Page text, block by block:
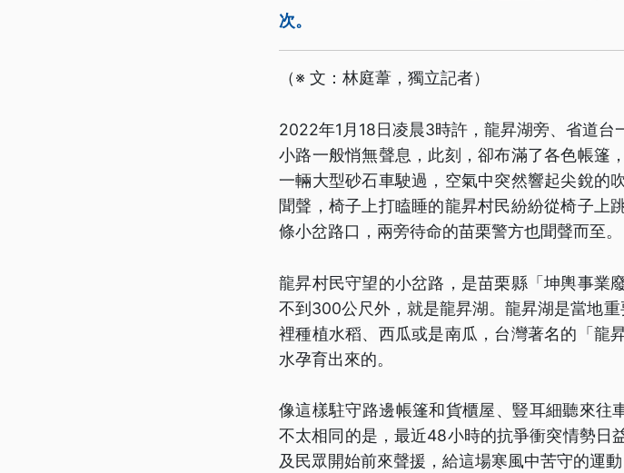
次。
（※ 文：林庭葦，獨立記者）
2022年1月18日凌晨3時許，龍昇湖旁、省道
小路一般悄無聲息，此刻，卻布滿了各色帳篷
一輛大型砂石車駛過，空氣中突然響起尖銳的
聞聲，椅子上打瞌睡的龍昇村民紛紛從椅子上
條小岔路口，兩旁待命的苗栗警方也聞聲而至。
龍昇村民守望的小岔路，是苗栗縣「坤輿事業
不到300公尺外，就是龍昇湖。龍昇湖是當地
裡種植水稻、西瓜或是南瓜，台灣著名的「龍
水孕育出來的。
像這樣駐守路邊帳篷和貨櫃屋、豎耳細聽來往
不太相同的是，最近48小時的抗爭衝突情勢日
及民眾開始前來聲援，給這場寒風中苦守的運動